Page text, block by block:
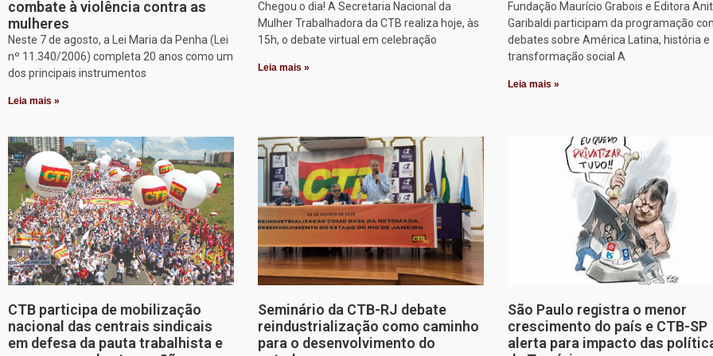
combate à violência contra as
mulheres
Neste 7 de agosto, a Lei Maria da Penha (Lei
nº 11.340/2006) completa 20 anos como um
dos principais instrumentos
Leia mais »
Chegou o dia! A Secretaria Nacional da
Mulher Trabalhadora da CTB realiza hoje, às
15h, o debate virtual em celebração
Leia mais »
Fundação Maurício Grabois e Editora
Garibaldi participam da programação
debates sobre América Latina, história e
transformação social A
Leia mais »
CTB participa de mobilização
nacional das centrais sindicais
em defesa da pauta trabalhista e
Seminário da CTB-RJ debate
reindustrialização como caminho
para o desenvolvimento do
São Paulo registra o menor
crescimento do país e CTB-SP
alerta para impacto das